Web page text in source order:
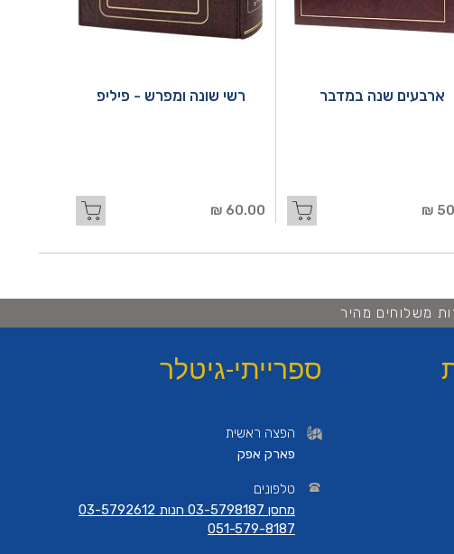
ארבעים שנה במדבר רשי שונה ומפרש - פיליפ
60.00 ₪
משלוחים מהיר
ספרייתי-גיטלר
הפצה ראשית
פארק אפק
טלפונים
מחסן 03-5798187 חנות 03-5792612
051-579-8187